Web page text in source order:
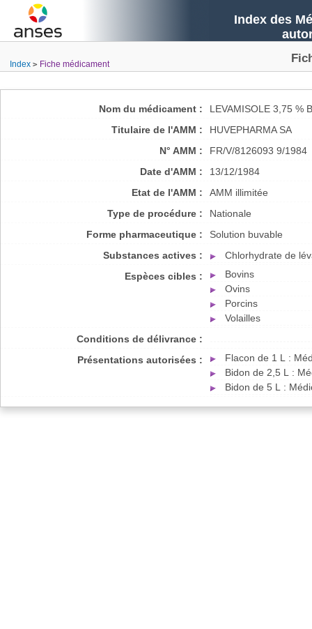
Index des
Index Fiche médicament
Nom du médicament :
LEVAMISOLE 3,75 %
Titulaire de l'AMM :
HUVEPHARMA SA
N° AMM :
FR/V/8126093 9/1984
Date d'AMM :
13/12/1984
Etat de l'AMM :
AMM illimitée
Type de procédure :
Nationale
Forme pharmaceutique :
Solution buvable
Substances actives :
Chlorhydrate de
Espèces cibles :
Bovins
Ovins
Porcins
Volailles
Conditions de délivrance :
Présentations autorisées :
Flacon de 1 L :
Bidon de 2,5 L :
Bidon de 5 L :